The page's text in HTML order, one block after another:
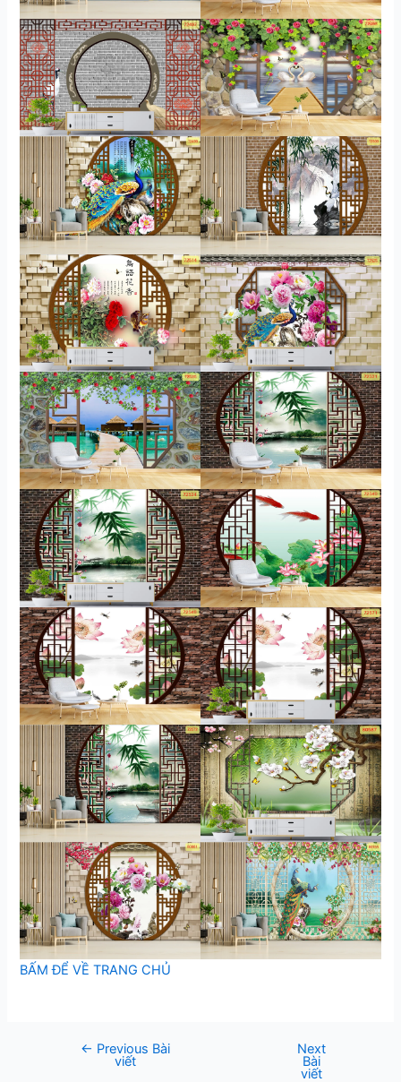
BẤM ĐỂ VỀ TRANG CHỦ
← Previous Bài
viết
Next
Bài
viết